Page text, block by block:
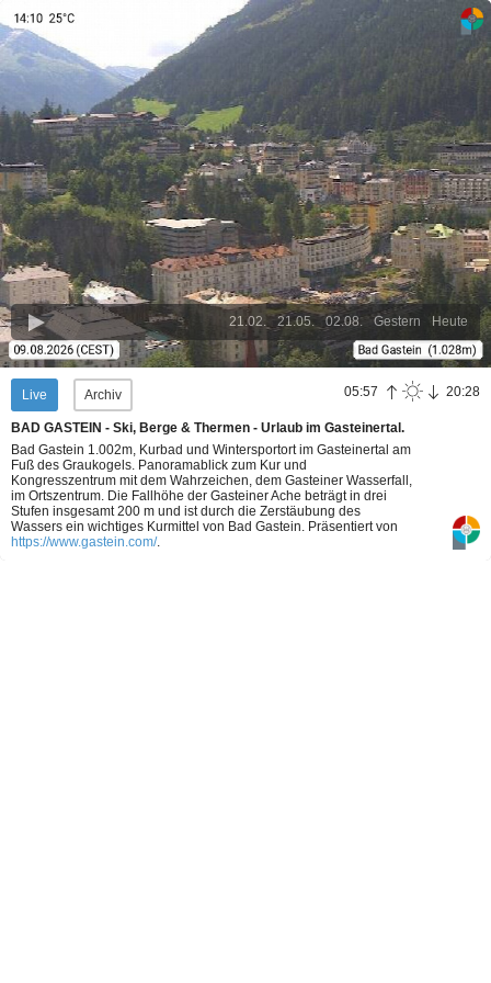
Heute
Gestern
02.08.
21.05.
21.02.
Live Archiv 05:57 20:28
BAD GASTEIN - Ski, Berge & Thermen - Urlaub im Gasteinertal.
Bad Gastein 1.002m, Kurbad und Wintersportort im Gasteinertal am
Fuß des Graukogels. Panoramablick zum Kur und
Kongresszentrum mit dem Wahrzeichen, dem Gasteiner Wasserfall,
im Ortszentrum. Die Fallhöhe der Gasteiner Ache beträgt in drei
Stufen insgesamt 200 m und ist durch die Zerstäubung des
Wassers ein wichtiges Kurmittel von Bad Gastein. Präsentiert von
https://www.gastein.com/.